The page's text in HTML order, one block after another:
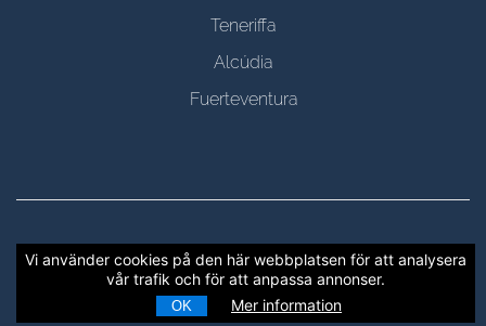
Vi använder cookies på den här webbplatsen för att analysera
vår trafik och för att anpassa annonser.
OK Mer information
Teneriffa
Alcúdia
Fuerteventura
Copyright © 2012 - 2026 CTRAVEL, alla rättigheter
reserverade